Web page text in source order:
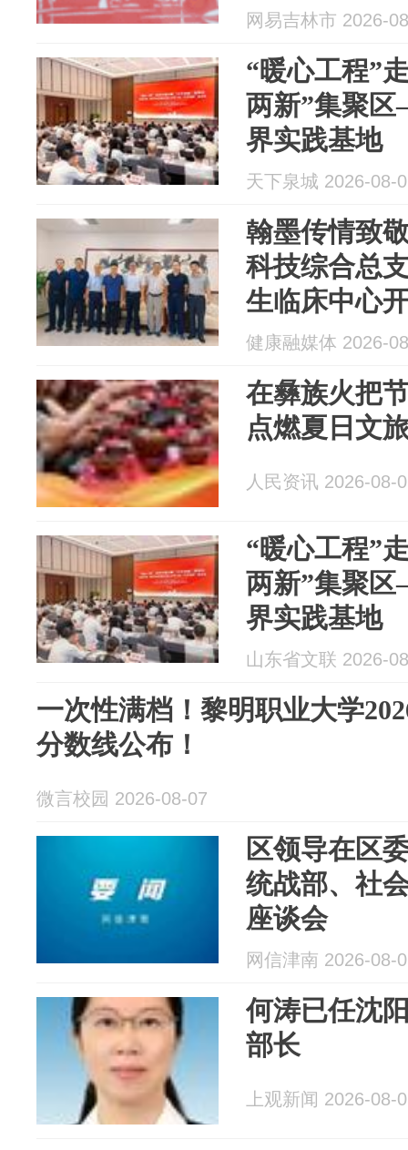
网易吉林市 2026-
“暖心工程”
两新”集聚
界实践基地
天下泉城 2026-08-
翰墨传情致
科技综合总
生临床中心
健康融媒体 2026-
在彝族火把
点燃夏日文
人民资讯 2026-08-
“暖心工程”
两新”集聚
界实践基地
山东省文联 2026-
一次性满档！黎明职业大学
分数线公布！
微言校园 2026-08-07
区领导在区
统战部、社
座谈会
网信津南 2026-08-
何涛已任沈
部长
上观新闻 2026-08-